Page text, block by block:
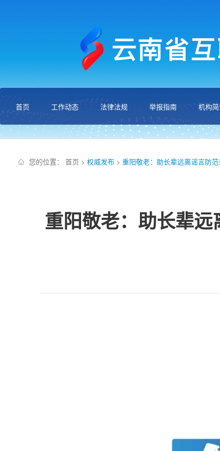
首页 工作动态 法律法规 举报指南 机构
您的位置： 首页 > 权威发布 > 重阳敬老：助长辈远离谣言防
重阳敬老：助长辈